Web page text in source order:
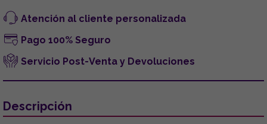
Atención al cliente personalizada
Pago 100% Seguro
Servicio Post-Venta y Devoluciones
Descripción